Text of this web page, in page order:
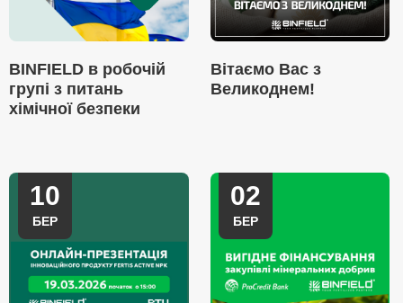
BINFIELD в робочій
групі з питань
хімічної безпеки
Вітаємо Вас з
Великоднем!
10
БЕР
02
БЕР